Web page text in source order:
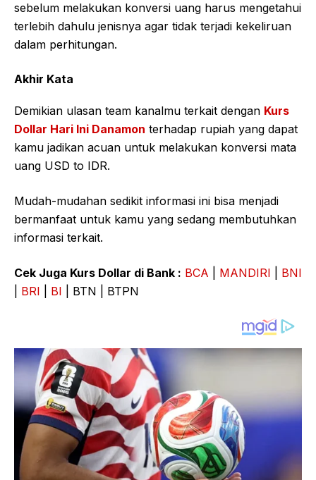
sebelum melakukan konversi uang harus mengetahui
terlebih dahulu jenisnya agar tidak terjadi kekeliruan
dalam perhitungan.
Akhir Kata
Demikian ulasan team kanalmu terkait dengan Kurs
Dollar Hari Ini Danamon terhadap rupiah yang dapat
kamu jadikan acuan untuk melakukan konversi mata
uang USD to IDR.
Mudah-mudahan sedikit informasi ini bisa menjadi
bermanfaat untuk kamu yang sedang membutuhkan
informasi terkait.
Cek Juga Kurs Dollar di Bank : BCA MANDIRI
BNI
BRI BI | BTN | BTPN